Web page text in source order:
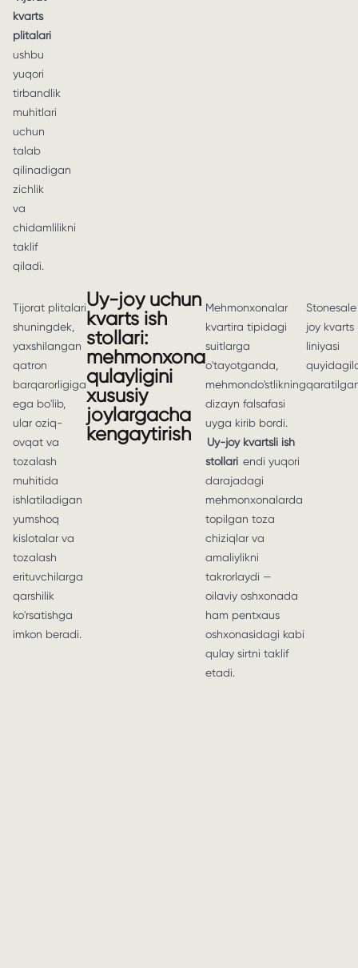
kvarts
plitalari
ushbu
yuqori
tirbandlik
muhitlari
uchun
talab
qilinadigan
zichlik
va
chidamlilikni
taklif
qiladi.
Tijorat plitalari
shuningdek,
yaxshilangan
qatron
barqarorligiga
ega bo'lib,
ular oziq-
ovqat va
tozalash
muhitida
ishlatiladigan
yumshoq
kislotalar va
tozalash
erituvchilarga
qarshilik
ko'rsatishga
imkon beradi.
Uy-joy uchun
kvarts ish
stollari:
mehmonxona
qulayligini
xususiy
joylargacha
kengaytirish
Mehmonxonalar
kvartira tipidagi
suitlarga
o'tayotganda,
mehmondo'stlikning
dizayn falsafasi
uyga kirib bordi.
Uy-joy kvartsli ish
stollari endi yuqori
darajadagi
mehmonxonalarda
topilgan toza
chiziqlar va
amaliylikni
takrorlaydi —
oilaviy oshxonada
ham pentxaus
oshxonasidagi kabi
qulay sirtni taklif
etadi.
joy kvarts
liniyasi